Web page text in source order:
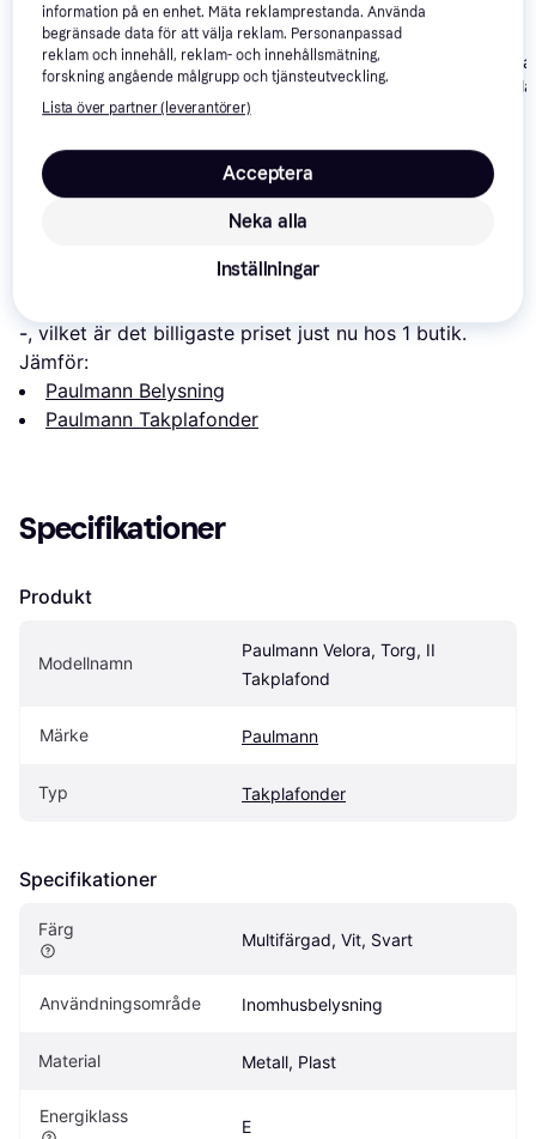
Takplafond ∅ 30cm
516 kr
Brilliant Cava
Takplafond 40cm
990 kr
Paulmann
953.20
-, vilket är det billigaste priset just nu hos 1 butik.
Jämför:
Paulmann Belysning
Paulmann Takplafonder
Specifikationer
Produkt
Modellnamn
Paulmann Velora, Torg, II
Takplafond
Märke Paulmann
Typ Takplafonder
Specifikationer
Färg
Multifärgad, Vit, Svart
Användningsområde Inomhusbelysning
Material Metall, Plast
Energiklass
E
information på en enhet. Mäta reklamprestanda. Använda
begränsade data för att välja reklam. Personanpassad
reklam och innehåll, reklam- och innehållsmätning,
forskning angående målgrupp och tjänsteutveckling.
Lista över partner (leverantörer)
Neka alla
Acceptera
Inställningar